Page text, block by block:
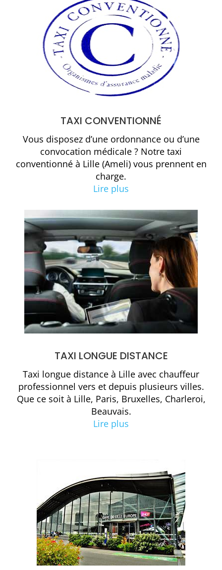
TAXI CONVENTIONNÉ
Vous disposez d’une ordonnance ou d’une
convocation médicale ? Notre taxi
conventionné à Lille (Ameli)vous prennent en
charge.
Lire plus
TAXI LONGUE DISTANCE
Taxi longue distance à Lille avec chauffeur
professionnel vers et depuis plusieurs villes.
Que ce soit à Lille, Paris, Bruxelles, Charleroi,
Beauvais.
Lire plus